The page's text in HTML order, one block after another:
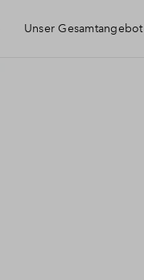
Unser Gesamtangebot